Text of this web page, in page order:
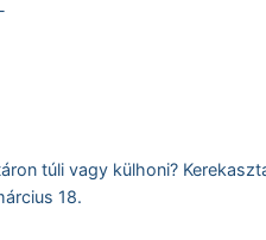
túli vagy külhoni?
18.